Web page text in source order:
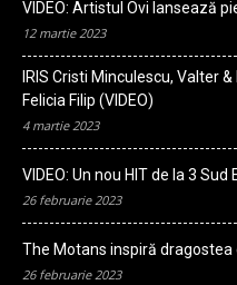
VIDEO: Artistul Ovi lansează
12 martie 2023
IRIS Cristi Minculescu, Valter
Felicia Filip (VIDEO)
4 martie 2023
VIDEO: Un nou HIT de la 3 Sud
26 februarie 2023
The Motans inspiră dragostea
26 februarie 2023